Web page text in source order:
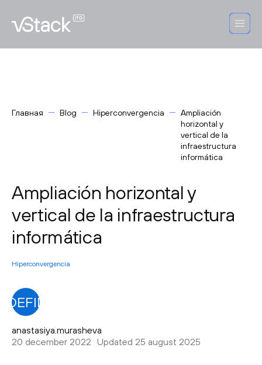
Главная Blog Hiperconvergencia
Ampliación
horizontal y
vertical de la
infraestructura
informática
Ampliación horizontal y
vertical de la infraestructura
informática
Hiperconvergencia
anastasiya.murasheva
20 december 2022
Updated 25 august 2025